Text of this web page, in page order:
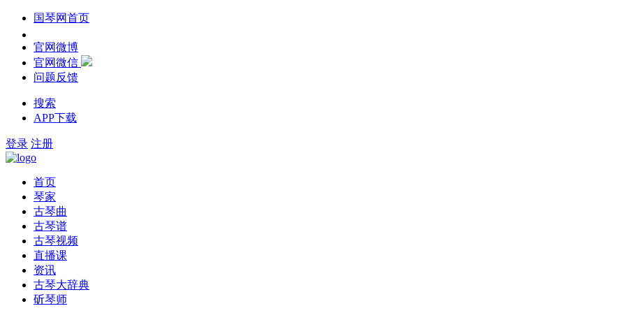
国琴网首页
官网微博
官网微信
问题反馈
搜索
APP下载
登录 注册
首页
琴家
古琴曲
古琴谱
古琴视频
直播课
资讯
古琴大辞典
斫琴师